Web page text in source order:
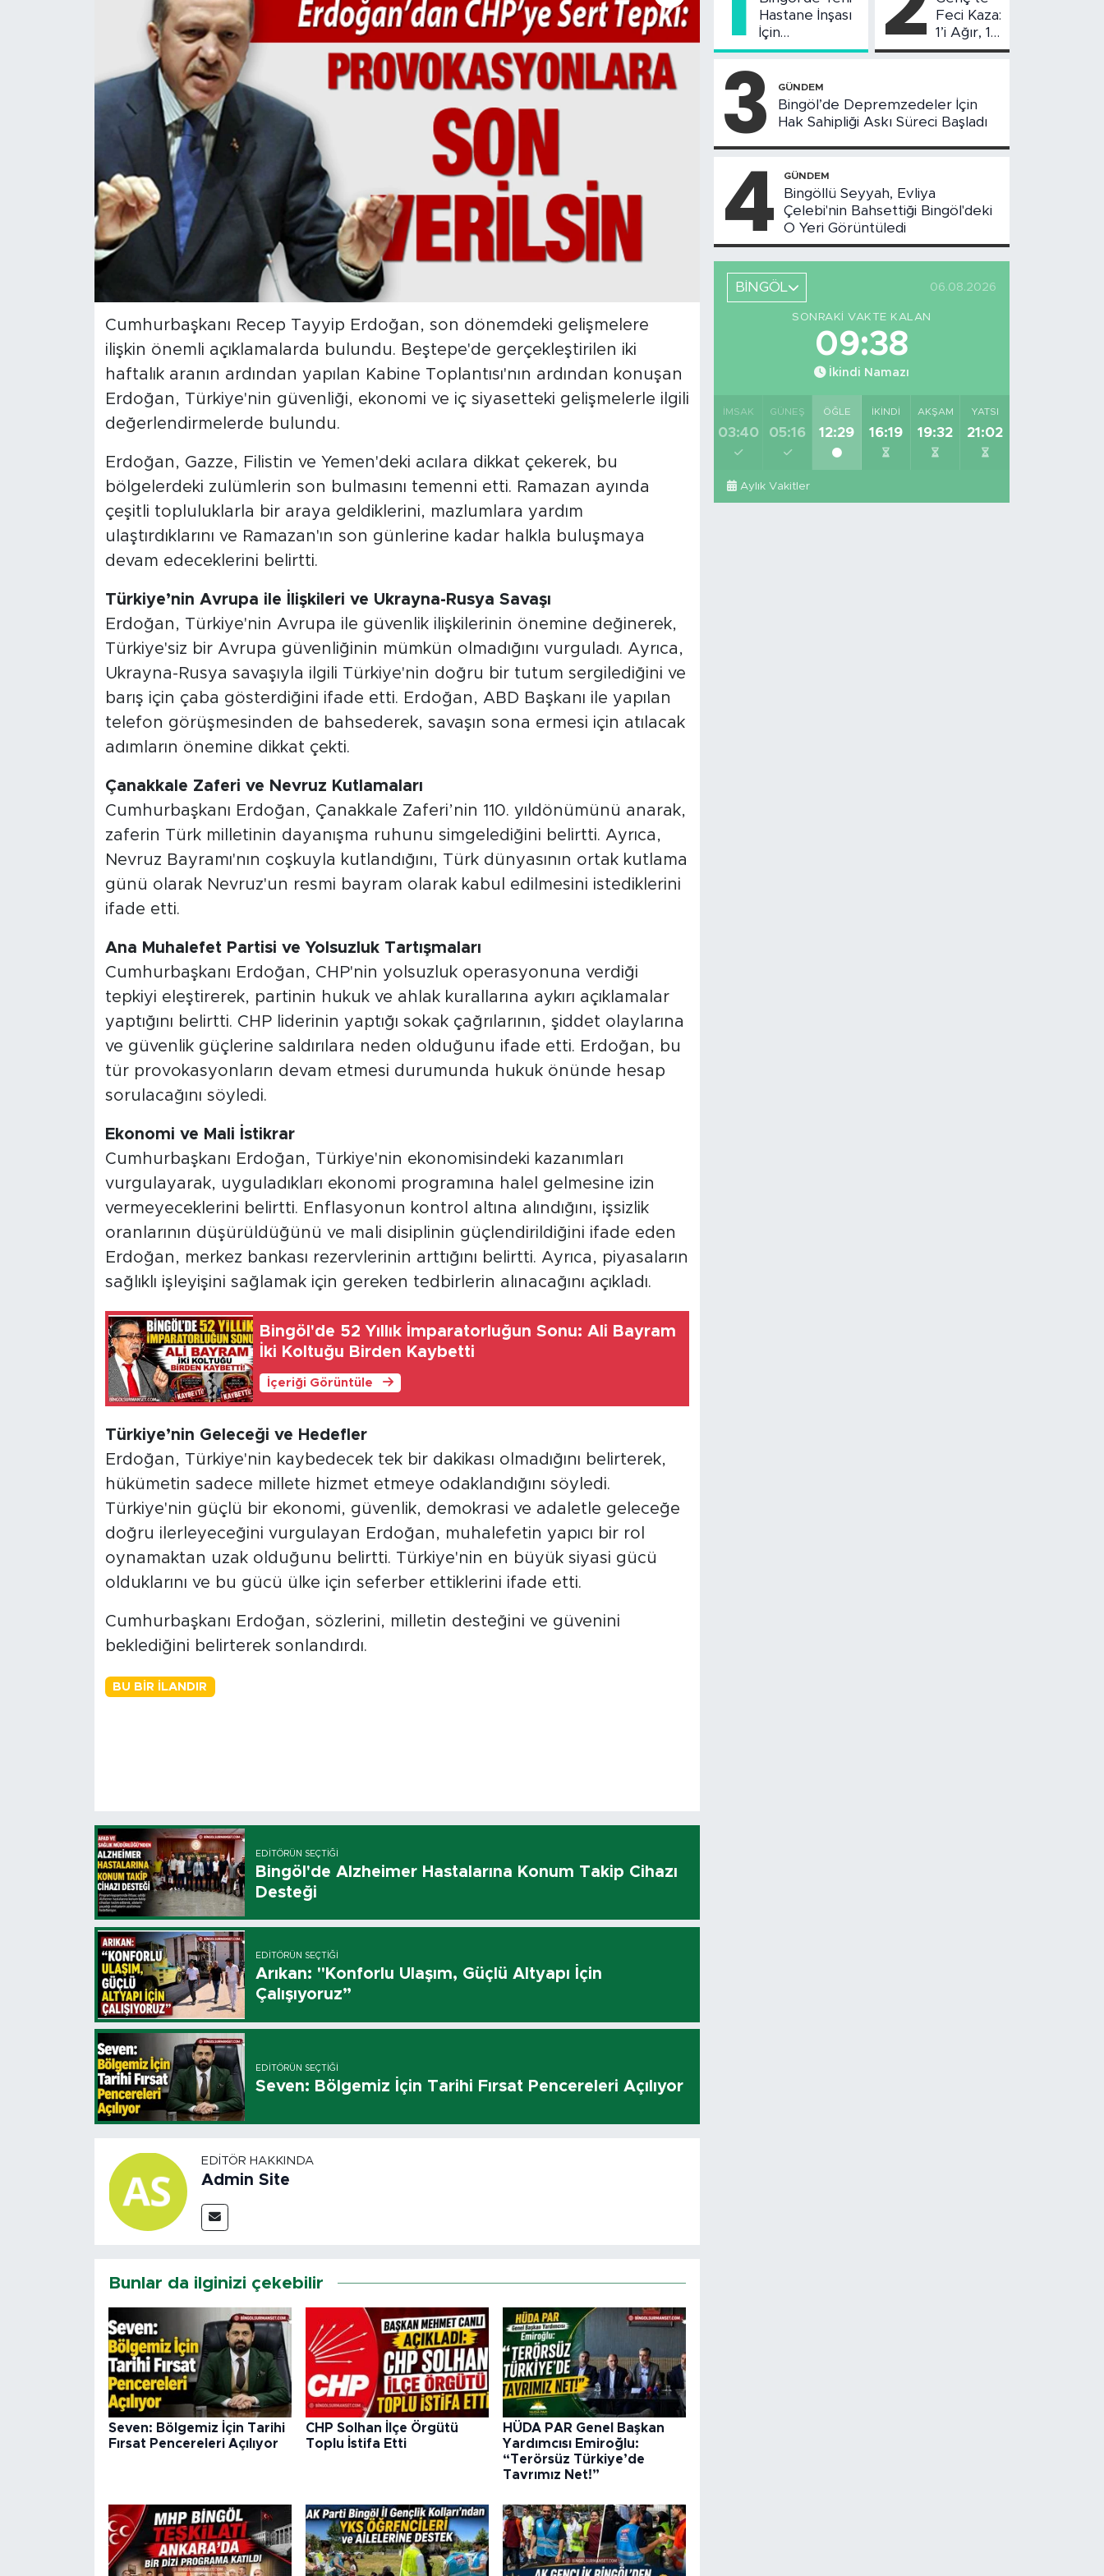
Cumhurbaşkanı Recep Tayyip Erdoğan, son dönemdeki gelişmelere
ilişkin önemli açıklamalarda bulundu. Beştepe'de gerçekleştirilen iki
haftalık aranın ardından yapılan Kabine Toplantısı'nın ardından konuşan
Erdoğan, Türkiye'nin güvenliği, ekonomi ve iç siyasetteki gelişmelerle ilgili
değerlendirmelerde bulundu.
Erdoğan, Gazze, Filistin ve Yemen'deki acılara dikkat çekerek, bu
bölgelerdeki zulümlerin son bulmasını temenni etti. Ramazan ayında
çeşitli topluluklarla bir araya geldiklerini, mazlumlara yardım
ulaştırdıklarını ve Ramazan'ın son günlerine kadar halkla buluşmaya
devam edeceklerini belirtti.
Türkiye’nin Avrupa ile İlişkileri ve Ukrayna-Rusya Savaşı
Erdoğan, Türkiye'nin Avrupa ile güvenlik ilişkilerinin önemine değinerek,
Türkiye'siz bir Avrupa güvenliğinin mümkün olmadığını vurguladı. Ayrıca,
Ukrayna-Rusya savaşıyla ilgili Türkiye'nin doğru bir tutum sergilediğini ve
barış için çaba gösterdiğini ifade etti. Erdoğan, ABD Başkanı ile yapılan
telefon görüşmesinden de bahsederek, savaşın sona ermesi için atılacak
adımların önemine dikkat çekti.
Çanakkale Zaferi ve Nevruz Kutlamaları
Cumhurbaşkanı Erdoğan, Çanakkale Zaferi’nin 110. yıldönümünü anarak,
zaferin Türk milletinin dayanışma ruhunu simgelediğini belirtti. Ayrıca,
Nevruz Bayramı'nın coşkuyla kutlandığını, Türk dünyasının ortak kutlama
günü olarak Nevruz'un resmi bayram olarak kabul edilmesini istediklerini
ifade etti.
Ana Muhalefet Partisi ve Yolsuzluk Tartışmaları
Cumhurbaşkanı Erdoğan, CHP'nin yolsuzluk operasyonuna verdiği
tepkiyi eleştirerek, partinin hukuk ve ahlak kurallarına aykırı açıklamalar
yaptığını belirtti. CHP liderinin yaptığı sokak çağrılarının, şiddet olaylarına
ve güvenlik güçlerine saldırılara neden olduğunu ifade etti. Erdoğan, bu
tür provokasyonların devam etmesi durumunda hukuk önünde hesap
sorulacağını söyledi.
Ekonomi ve Mali İstikrar
Cumhurbaşkanı Erdoğan, Türkiye'nin ekonomisindeki kazanımları
vurgulayarak, uyguladıkları ekonomi programına halel gelmesine izin
vermeyeceklerini belirtti. Enflasyonun kontrol altına alındığını, işsizlik
oranlarının düşürüldüğünü ve mali disiplinin güçlendirildiğini ifade eden
Erdoğan, merkez bankası rezervlerinin arttığını belirtti. Ayrıca, piyasaların
sağlıklı işleyişini sağlamak için gereken tedbirlerin alınacağını açıkladı.
Bingöl'de 52 Yıllık İmparatorluğun Sonu: Ali Bayram
İki Koltuğu Birden Kaybetti
İçeriği Görüntüle
Türkiye’nin Geleceği ve Hedefler
Erdoğan, Türkiye'nin kaybedecek tek bir dakikası olmadığını belirterek,
hükümetin sadece millete hizmet etmeye odaklandığını söyledi.
Türkiye'nin güçlü bir ekonomi, güvenlik, demokrasi ve adaletle geleceğe
doğru ilerleyeceğini vurgulayan Erdoğan, muhalefetin yapıcı bir rol
oynamaktan uzak olduğunu belirtti. Türkiye'nin en büyük siyasi gücü
olduklarını ve bu gücü ülke için seferber ettiklerini ifade etti.
Cumhurbaşkanı Erdoğan, sözlerini, milletin desteğini ve güvenini
beklediğini belirterek sonlandırdı.
BU BIR İLANDIR
EDITÖRÜN SEÇTIĞI
Bingöl'de Alzheimer Hastalarına Konum Takip Cihazı
Desteği
EDITÖRÜN SEÇTIĞI
Arıkan: "Konforlu Ulaşım, Güçlü Altyapı İçin
Çalışıyoruz”
EDITÖRÜN SEÇTIĞI
Seven: Bölgemiz İçin Tarihi Fırsat Pencereleri Açılıyor
EDITÖR HAKKINDA
Admin Site
Bunlar da ilginizi çekebilir
Seven: Bölgemiz İçin Tarihi
Fırsat Pencereleri Açılıyor
CHP Solhan İlçe Örgütü
Toplu İstifa Etti
HÜDA PAR Genel Başkan
Yardımcısı Emiroğlu:
“Terörsüz Türkiye’de
Tavrımız Net!”
Hastane İnşası
İçin
Değerlendirme
Yapıldı
Feci Kaza:
1’i Ağır, 10
Yaralı
3 GÜNDEM
Bingöl’de Depremzedeler İçin
Hak Sahipliği Askı Süreci Başladı
4 GÜNDEM
Bingöllü Seyyah, Evliya
Çelebi'nin Bahsettiği Bingöl'deki
O Yeri Görüntüledi
BİNGÖL 06.08.2026
SONRAKI VAKTE KALAN
09:37
İkindi Namazı
İMSAK
03:40
GÜNEŞ
05:16
ÖĞLE
12:29
İKINDI
16:19
AKŞAM
19:32
YATSI
21:02
Aylık Vakitler
Ekonomi
Hava Durumu
Bingöl Kaza Haberleri